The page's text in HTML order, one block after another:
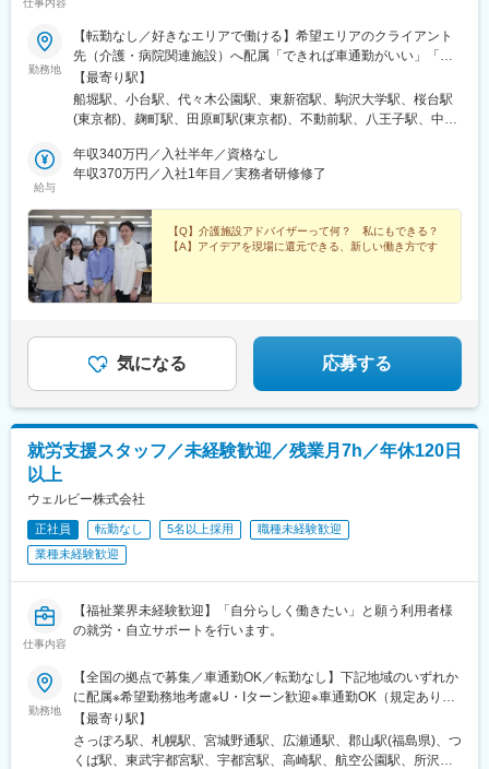
仕事内容
勤務地
【転勤なし／好きなエリアで働ける】希望エリアのクライアント
先（介護・病院関連施設）へ配属「できれば車通勤がいい」「未
経験なので先輩スタッフと一緒に働きたい」等ご相談ください！
━━【配属エリア】━━＜1＞北海道・東北／北海道、岩手※、宮
城、福島＜2＞北関東／茨城、栃木、群馬＜3＞首都圏／東京、神
岡、岐阜＜6＞関西／大阪、京都、兵庫、和歌山、奈良※＜7＞中
四国／広島※、岡山※＜8＞九州／福岡、熊本※、長崎※、大分※、鹿
長期的に築くことができます！（※印のエリアは経験者のみ採用中
です）☆勤務地住所は一例となります。━━【転居希望者向けの
働き方も】━━将来的に地元を離れたい方は、半年ほど地元勤務
後、東京神奈川など首都圏への転勤も可能！移住支援制度（費用
会社負担）もあり、早期キャリアアップも見込めます！
【最寄り駅】
船堀駅、小台駅、代々木公園駅、東新宿駅、駒沢大学駅、桜台駅
(東京都)、麹町駅、田原町駅(東京都)、不動前駅、八王子駅、中野
駅(函館本線)、新道東駅、西２８丁目駅、郡山駅(福島県)、愛子
駅、北仙台駅、泉中央駅、作並駅、境町駅、高崎駅、東武宇都宮
駅、和光市駅、岩槻駅、志久駅、戸塚安行駅、久喜駅、浜野駅、
六実駅、常盤平駅、みどり台駅、柏駅、小机駅、古淵駅、高座渋
谷駅、横浜駅、辻堂駅、淵野辺駅、いずみ中央駅、越後赤塚駅、
新潟駅、見附駅、名鉄岐阜駅、松本駅、積志駅、東静岡駅、桜橋
駅(静岡県)、小垣江駅、北新川駅、神領駅、名鉄名古屋駅、小野駅
駅、神宮丸太町駅、古市駅(大阪府)、大日駅、門真南駅、瑞光四丁
目駅、星ケ丘駅(大阪府)、城北公園通駅、南巽駅、崇禅寺駅、尼崎
駅(阪神線)、山陽天満駅、加古川駅、新神戸駅、住吉駅(兵庫県・
東海道)、香櫨園駅、中山寺駅、大久保駅(兵庫県)、舞子公園駅、
六甲駅、富雄駅、横川駅、小網町駅、吉塚駅、茶山駅(福岡県)、九
通り駅、代々木八幡駅、立場駅
給与
年収340万円／入社半年／資格なし
年収370万円／入社1年目／実務者研修修了
【Q】介護施設アドバイザーって何？ 私にもできる？
【A】アイデアを現場に還元できる、新しい働き方です
気になる 応募する
就労支援スタッフ／未経験歓迎／残業月7h／年休120日
以上
ウェルビー株式会社
正社員 転勤なし 5名以上採用
職種未経験歓迎
業種未経験歓迎
仕事内容
【福祉業界未経験歓迎】「自分らしく働きたい」と願う利用者様
の就労・自立サポートを行います。
勤務地
【全国の拠点で募集／車通勤OK／転勤なし】下記地域のいずれか
に配属※希望勤務地考慮※U・Iターン歓迎※車通勤OK（規定あり）
■北海道・東北北海道、宮城、福島■関東茨城、栃木、群馬、埼
玉、千葉、東京、神奈川 ■中部新潟、富山、石川、長野、岐阜、
静岡、愛知■近畿三重、滋賀、京都、大阪、兵庫、奈良、和歌山 ■
【最寄り駅】
さっぽろ駅、札幌駅、宮城野通駅、広瀬通駅、郡山駅(福島県)、つ
くば駅、東武宇都宮駅、宇都宮駅、高崎駅、航空公園駅、所沢